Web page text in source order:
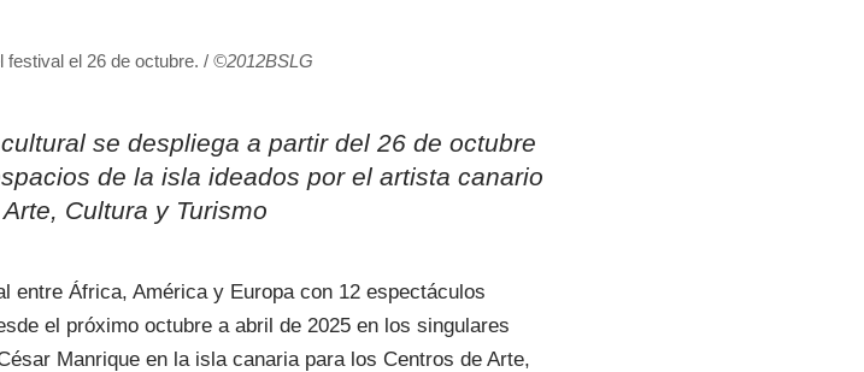
festival el 26 de octubre. / ©2012BSLG
se despliega a partir del 26 de octubre
de la isla ideados por el artista canario
Cultura y Turismo
entre África, América y Europa con 12 espectáculos
el próximo octubre a abril de 2025 en los singulares
Manrique en la isla canaria para los Centros de Arte,